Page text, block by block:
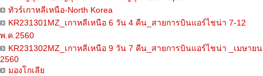
ทัวร์เกาหลีเหนือ-North Korea
KR231301MZ_เกาหลีเหนือ 6 วัน 4 คืน_สายการบินแอร์ไชน่า 7-12
พ.ค.2560
KR231302MZ_เกาหลีเหนือ 9 วัน 7 คืน_สายการบินแอร์ไชน่า _เมษายน
2560
มองโกเลีย